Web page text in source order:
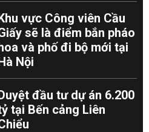
vực Công viên Cầu
sẽ là điểm bắn pháo
và phố đi bộ mới tại
Nội
đầu tư dự án 6.200
tại Bến cảng Liên